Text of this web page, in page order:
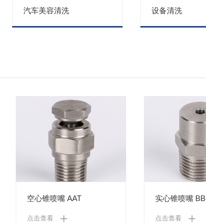
汽车美容清洗 设备清洗
空心锥喷嘴 AAT
点击查看
实心锥喷嘴 BB
点击查看